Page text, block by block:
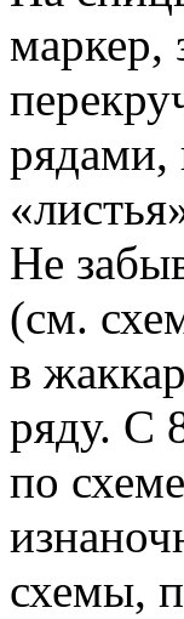
маркер,
рядами,
Не
(см.
в
ряду. С
по
схемы,